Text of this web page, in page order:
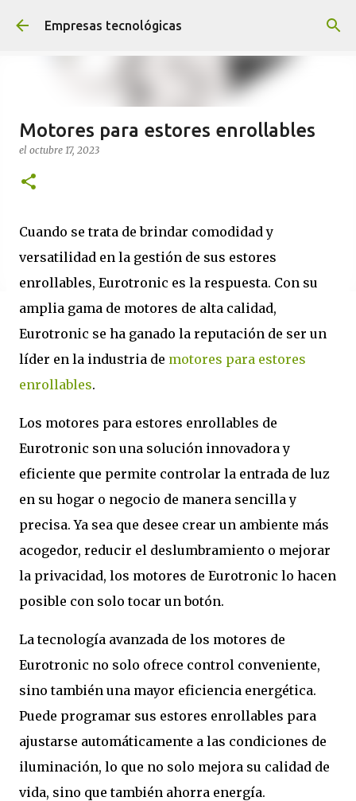
Ir al contenido principal
Empresas tecnológicas
Motores para estores enrollables
el octubre 17, 2023
Cuando se trata de brindar comodidad y
versatilidad en la gestión de sus estores
enrollables, Eurotronic es la respuesta. Con su
amplia gama de motores de alta calidad,
Eurotronic se ha ganado la reputación de ser un
líder en la industria de motores para estores
enrollables.
Los motores para estores enrollables de
Eurotronic son una solución innovadora y
eficiente que permite controlar la entrada de luz
en su hogar o negocio de manera sencilla y
precisa. Ya sea que desee crear un ambiente más
acogedor, reducir el deslumbramiento o mejorar
la privacidad, los motores de Eurotronic lo hacen
posible con solo tocar un botón.
La tecnología avanzada de los motores de
Eurotronic no solo ofrece control conveniente,
sino también una mayor eficiencia energética.
Puede programar sus estores enrollables para
ajustarse automáticamente a las condiciones de
iluminación, lo que no solo mejora su calidad de
vida, sino que también ahorra energía.